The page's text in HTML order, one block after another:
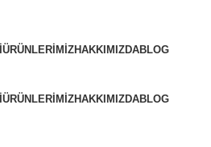
ÜRÜNLERIMIZHAKKIMIZDABLOG
ÜRÜNLERIMIZHAKKIMIZDABLOG